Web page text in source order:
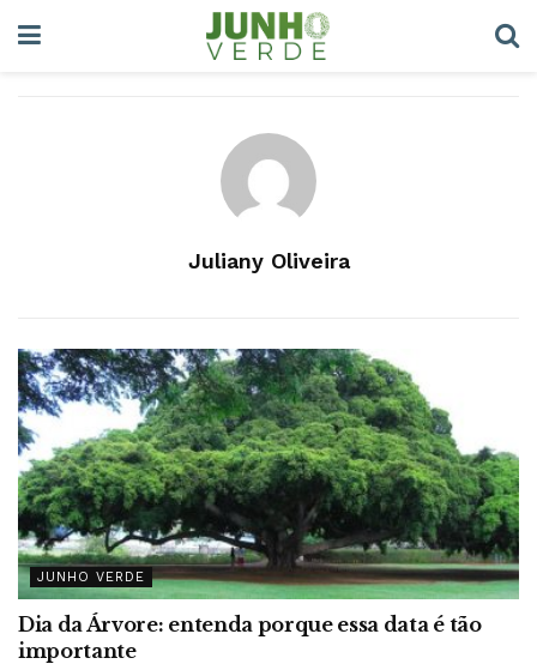
Juliany Oliveira
JUNHO VERDE
Dia da Árvore: entenda porque essa data é tão
importante